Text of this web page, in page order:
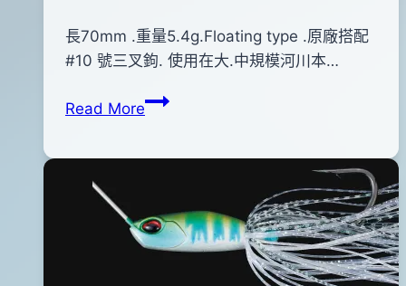
Bybc
pro-
2015
年
月
日
2016
長70mm .重量5.4g.Floating type .原廠搭配
#10 號三叉鉤. 使用在大.中規模河川本…
Read MoreDUO
型
米